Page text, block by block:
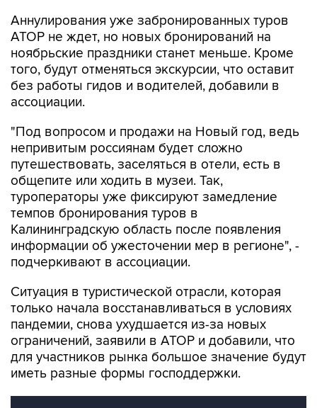
Аннулирования уже забронированных туров
АТОР не ждет, но новых бронирований на
ноябрьские праздники станет меньше. Кроме
того, будут отменяться экскурсии, что оставит
без работы гидов и водителей, добавили в
ассоциации.
"Под вопросом и продажи на Новый год, ведь
непривитым россиянам будет сложно
путешествовать, заселяться в отели, есть в
общепите или ходить в музеи. Так,
туроператоры уже фиксируют замедление
темпов бронирования туров в
Калининградскую область после появления
информации об ужесточении мер в регионе", -
подчеркивают в ассоциации.
Ситуация в туристической отрасли, которая
только начала восстанавливаться в условиях
пандемии, снова ухудшается из-за новых
ограничений, заявили в АТОР и добавили, что
для участников рынка большое значение будут
иметь разные формы господдержки.